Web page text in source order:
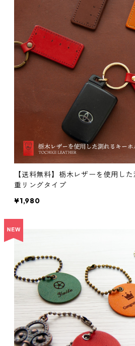
【送料無料】栃木レザーを使用し
重リングタイプ
¥1,980